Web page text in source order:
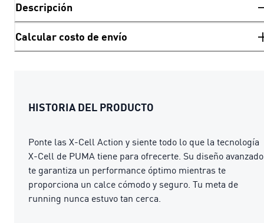
Descripción
Calcular costo de envío
HISTORIA DEL PRODUCTO
Ponte las X-Cell Action y siente todo lo que la tecnología
X-Cell de PUMA tiene para ofrecerte. Su diseño avanzado
te garantiza un performance óptimo mientras te
proporciona un calce cómodo y seguro. Tu meta de
running nunca estuvo tan cerca.